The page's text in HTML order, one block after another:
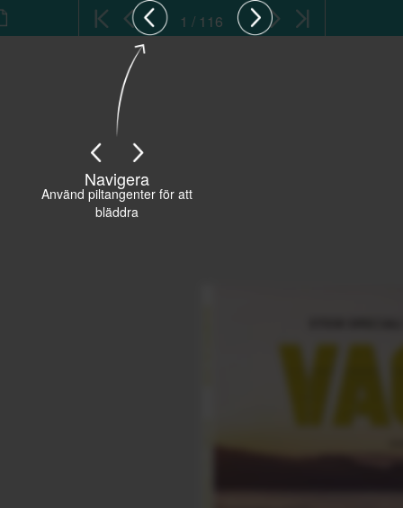
Navigera
Använd piltangenter för att
bläddra
1 / 116